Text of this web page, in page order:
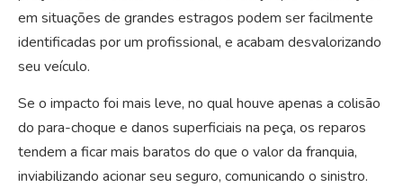
em situações de grandes estragos podem ser facilmente
identificadas por um profissional, e acabam desvalorizando
seu veículo.
Se o impacto foi mais leve, no qual houve apenas a colisão
do para-choque e danos superficiais na peça, os reparos
tendem a ficar mais baratos do que o valor da franquia,
inviabilizando acionar seu seguro, comunicando o sinistro.